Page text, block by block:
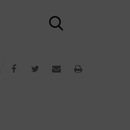
Rechercher
dans
Modifier la taille du texte
Partager sur Facebook
Partager sur Twitter
Partager par e-
Imprimer